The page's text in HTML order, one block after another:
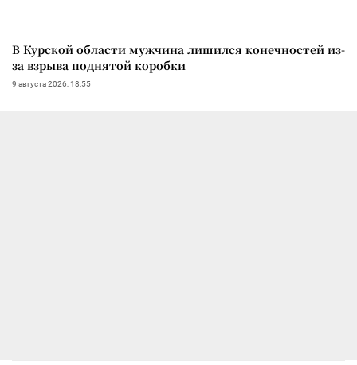
В Курской области мужчина лишился конечностей из-
за взрыва поднятой коробки
9 августа 2026, 18:55